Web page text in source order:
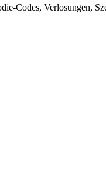
Codes, Verlosungen,